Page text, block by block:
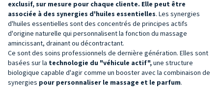
exclusif, sur mesure pour chaque cliente. Elle peut être
associée à des synergies d'huiles essentielles. Les synergies
d'huiles essentielles sont des concentrés de principes actifs
d'origine naturelle qui personnalisent la fonction du massage
amincissant, drainant ou décontractant.
Ce sont des soins professionnels de dernière génération. Elles sont
basées sur la technologie du "véhicule actif",une structure
biologique capable d'agir comme un booster avec la combinaison de
synergies pour personnaliser le massage et le parfum.